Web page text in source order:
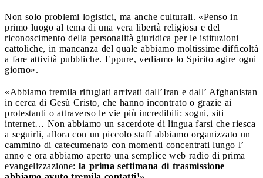
Non solo problemi logistici, ma anche culturali. «Penso in
primo luogo al tema di una vera libertà religiosa e del
riconoscimento della personalità giuridica per le istituzioni
cattoliche, in mancanza del quale abbiamo moltissime difficoltà
a fare attività pubbliche. Eppure, vediamo lo Spirito agire ogni
giorno».
«Abbiamo tremila rifugiati arrivati dall’Iran e dall’ Afghanistan
in cerca di Gesù Cristo, che hanno incontrato o grazie ai
protestanti o attraverso le vie più incredibili: sogni, siti
internet… Non abbiamo un sacerdote di lingua farsi che riesca
a seguirli, allora con un piccolo staff abbiamo organizzato un
cammino di catecumenato con momenti concentrati lungo l’
anno e ora abbiamo aperto una semplice web radio di prima
evangelizzazione: la prima settimana di trasmissione